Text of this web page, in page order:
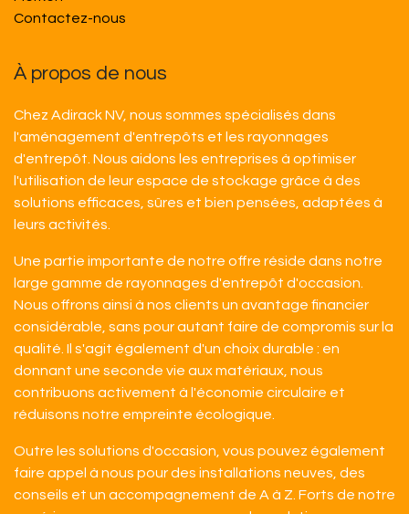
Contactez-nous
À propos de nous
Chez Adirack NV, nous sommes spécialisés dans
l'aménagement d'entrepôts et les rayonnages
d'entrepôt. Nous aidons les entreprises à optimiser
l'utilisation de leur espace de stockage grâce à des
solutions efficaces, sûres et bien pensées, adaptées à
leurs activités.
Une partie importante de notre offre réside dans notre
large gamme de rayonnages d'entrepôt d'occasion.
Nous offrons ainsi à nos clients un avantage financier
considérable, sans pour autant faire de compromis sur la
qualité. Il s'agit également d'un choix durable : en
donnant une seconde vie aux matériaux, nous
contribuons activement à l'économie circulaire et
réduisons notre empreinte écologique.
Outre les solutions d'occasion, vous pouvez également
faire appel à nous pour des installations neuves, des
conseils et un accompagnement de A à Z. Forts de notre